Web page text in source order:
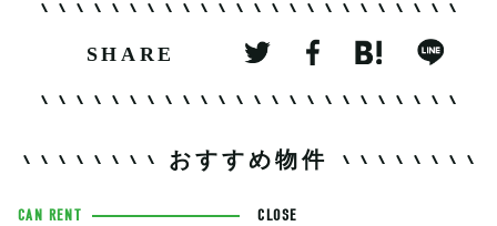
SHARE
おすすめ物件
CAN RENT CLOSE